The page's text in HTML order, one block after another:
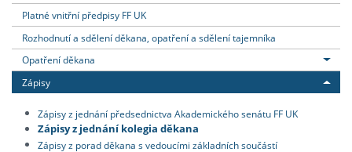
Platné vnitřní předpisy FF UK
Rozhodnutí a sdělení děkana, opatření a sdělení tajemníka
Opatření děkana
Zápisy
Zápisy z jednání předsednictva Akademického senátu FF UK
Zápisy z jednání kolegia děkana
Zápisy z porad děkana s vedoucími základních součástí